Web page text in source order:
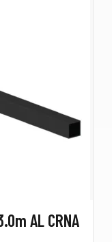
AL CRNA